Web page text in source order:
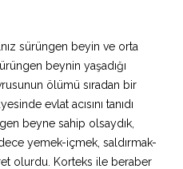
sürüngen beyin ve orta
beynin yaşadığı
ölümü sıradan bir
evlat acısını tanıdı
beyne sahip olsaydık,
yemek-içmek, saldırmak-
olurdu. Korteks ile beraber